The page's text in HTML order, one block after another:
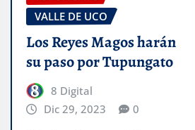
VALLE DE UCO
Los Reyes Magos harán
su paso por Tupungato
8 Digital
Dic 29, 2023
0